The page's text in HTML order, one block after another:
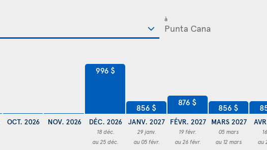
à
OCT. 2026 NOV. 2026
996 $
DÉC. 2026
18 déc.
au 25 déc.
856 $
JANV. 2027
29 janv.
au 05 févr.
876 $
FÉVR. 2027
19 févr.
au 26 févr.
856 $
MARS 2027
05 mars
au 12 mars
au